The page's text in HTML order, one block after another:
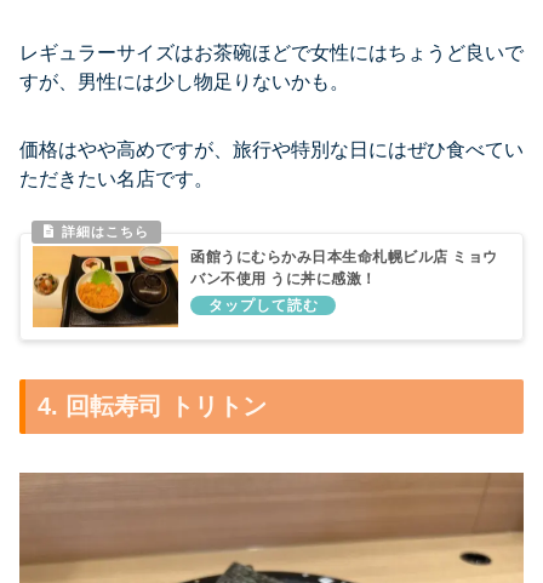
レギュラーサイズはお茶碗ほどで女性にはちょうど良いで
すが、男性には少し物足りないかも。
価格はやや高めですが、旅行や特別な日にはぜひ食べてい
ただきたい名店です。
函館うにむらかみ日本生命札幌ビル店 ミョウ
バン不使用 うに丼に感激！
4. 回転寿司 トリトン